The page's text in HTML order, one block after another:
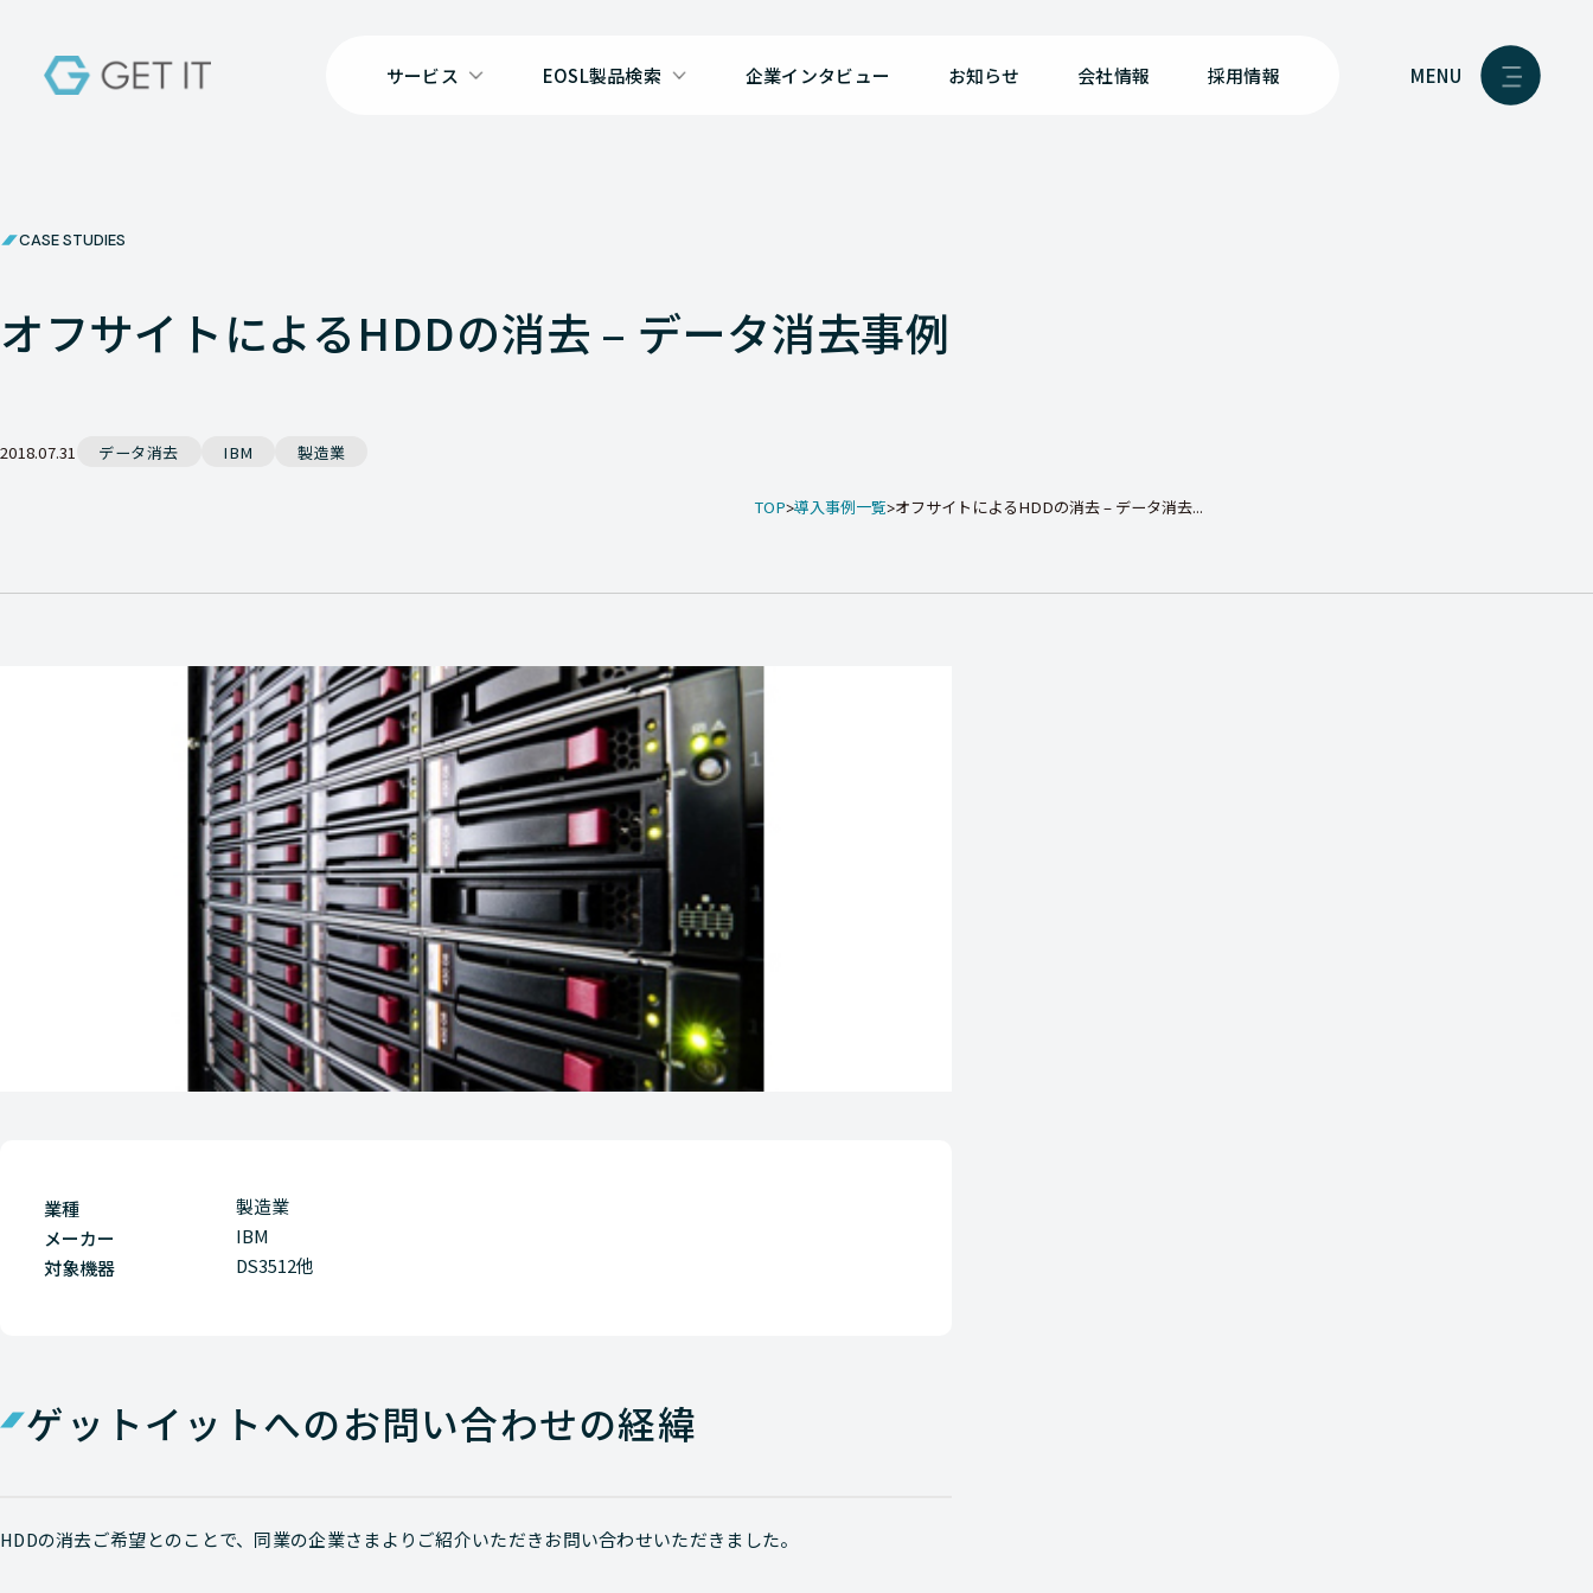
サービス EOSL製品検索 企業インタビュー お知らせ 会社情報 採用情報 MENU
CASE STUDIES
オフサイトによるHDDの消去 – データ消去事例
2018.07.31 データ消去 IBM 製造業
TOP 導入事例一覧 オフサイトによるHDDの消去 – データ消去...
業種
製造業
メーカー
IBM
対象機器
DS3512他
ゲットイットへのお問い合わせの経緯
HDDの消去ご希望とのことで、同業の企業さまよりご紹介いただきお問い合わせいただきました。